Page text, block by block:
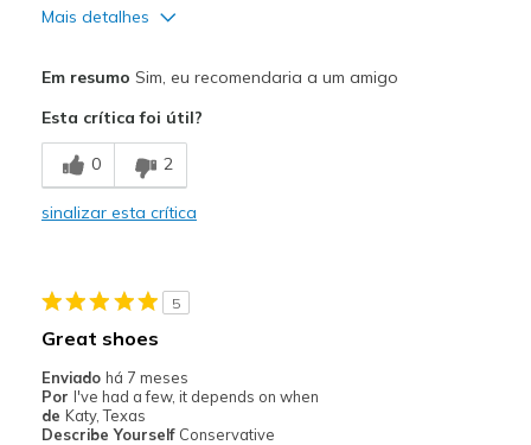
Mais detalhes
Breathe Well
Comfortable
Melhores utilizações
Em resumo Sim, eu recomendaria a um amigo
Esta crítica foi útil?
0 2
sinalizar esta crítica
5
Great shoes
Enviado há 7 meses
Por I've had a few, it depends on when
de Katy, Texas
Describe Yourself Conservative